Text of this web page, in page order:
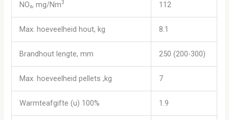
NOx, mg/Nm3 112
Max. hoeveelheid hout, kg 8.1
Brandhout lengte, mm 250 (200-300)
Max. hoeveelheid pellets ,kg 7
Warmteafgifte (u) 100% 1.9